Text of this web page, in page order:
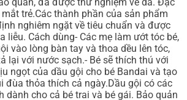
quản, đã được thử nghiệm về da. Đặc
trẻ.Các thành phần của sản phẩm
nghiêm ngặt về tiêu chuẩn và được
liễu. Cách dùng- Các mẹ làm ướt tóc bé,
vào lòng bàn tay và thoa dều lên tóc,
lại với nước sạch.- Bé sẽ thích thú với
ngọt của dầu gội cho bé Bandai và tạo
đùa thỏa thích cả ngày.Dầu gội có các
dành cho cả bé trai và bé gái. Bảo quản